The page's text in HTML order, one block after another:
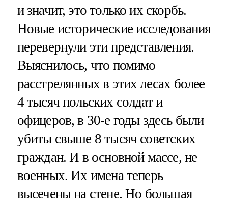
и значит, это только их скорбь.
Новые исторические исследования
перевернули эти представления.
Выяснилось, что помимо
расстрелянных в этих лесах более
4 тысяч польских солдат и
офицеров, в 30-е годы здесь были
убиты свыше 8 тысяч советских
граждан. И в основной массе, не
военных. Их имена теперь
высечены на стене. Но большая